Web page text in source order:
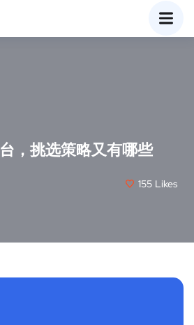
，挑选策略又有哪些
155 Likes